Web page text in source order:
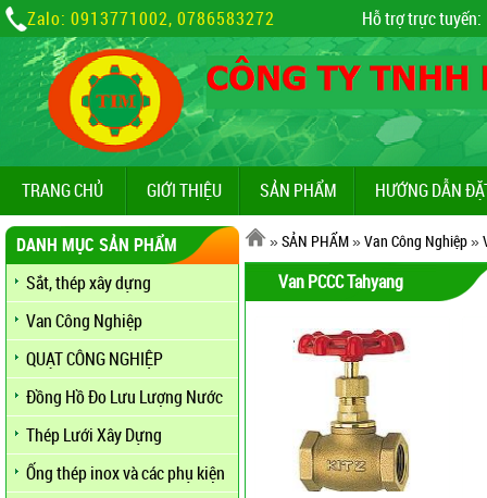
Zalo: 0913771002, 0786583272 Hỗ trợ trực tuyến:
TRANG CHỦ GIỚI THIỆU SẢN PHẨM HƯỚNG DẪN
DANH MỤC SẢN PHẨM
Sắt, thép xây dựng
Van Công Nghiệp
QUẠT CÔNG NGHIỆP
Đồng Hồ Đo Lưu Lượng Nước
Thép Lưới Xây Dựng
Ống thép inox và các phụ kiện
»SẢN PHẨM»Van Công Nghiệp»
Van PCCC Tahyang